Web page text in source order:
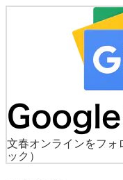
文春オンラインをフォ
ック）